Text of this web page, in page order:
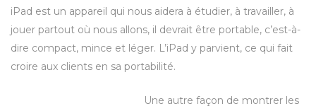
iPad est un appareil qui nous aidera à étudier, à travailler, à
jouer partout où nous allons, il devrait être portable, c’est-à-
dire compact, mince et léger. L’iPad y parvient, ce qui fait
croire aux clients en sa portabilité.
Une autre façon de montrer les